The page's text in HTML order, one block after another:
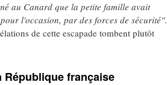
au Canard que la petite famille avait
l'occasion, par des forces de sécurité".
de cette escapade tombent plutôt
République française